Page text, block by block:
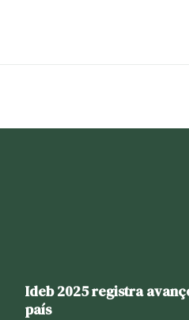
Ideb 2025 registra
país